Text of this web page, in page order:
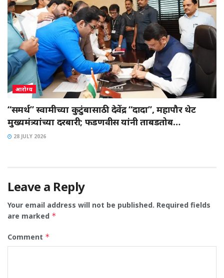
आरोग्य
“समर्थ” स्वामीच्या कुटुंबासाठी देवेंद्र “दादा”, महापौर थेट
मुख्यमंत्र्यांच्या दरबारी; फडणवीस यांनी ताबडतोब…
28 JULY 2026
Leave a Reply
Your email address will not be published. Required fields
are marked *
Comment *